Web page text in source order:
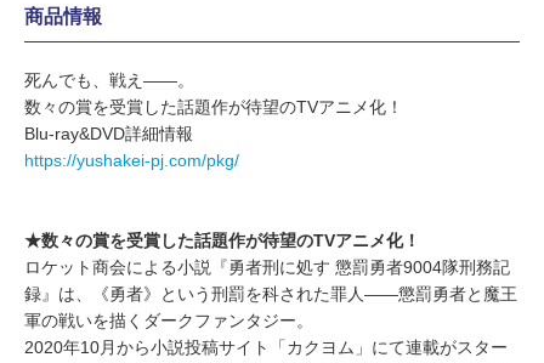
商品情報
死んでも、戦え――。
数々の賞を受賞した話題作が待望のTVアニメ化！
​Blu-ray&DVD詳細情報
https://yushakei-pj.com/pkg/
★数々の賞を受賞した話題作が待望のTVアニメ化！
ロケット商会による小説『勇者刑に処す 懲罰勇者9004隊刑務記
録』は、《勇者》という刑罰を科された罪人――懲罰勇者と魔王
軍の戦いを描くダークファンタジー。
2020年10月から小説投稿サイト「カクヨム」にて連載がスター